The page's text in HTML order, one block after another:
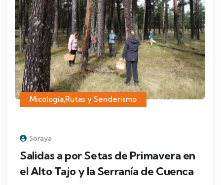
Micología Rutas y Senderismo
Soraya
Salidas a por Setas de Primavera en
el Alto Tajo y la Serranía de Cuenca